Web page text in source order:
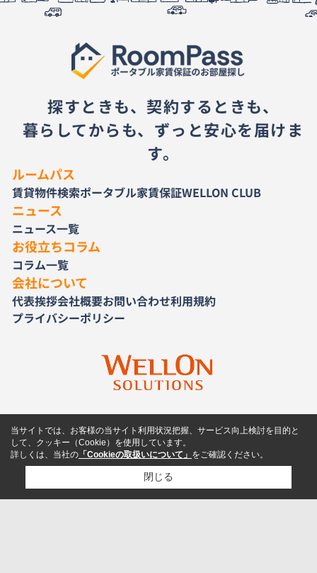
探すときも、契約するときも、
暮らしてからも、ずっと安心を届けま
す。
ルームパス
賃貸物件検索ポータブル家賃保証WELLON CLUB
ニュース
ニュース一覧
お役立ちコラム
コラム一覧
会社について
代表挨拶会社概要お問い合わせ利用規約
プライバシーポリシー
当サイトでは、お客様の当サイト利用状況把握、サービス向上検討を目的と
して、クッキー（Cookie）を使用しています。
詳しくは、当社の 「Cookieの取扱いについて」 をご確認ください。
閉じる